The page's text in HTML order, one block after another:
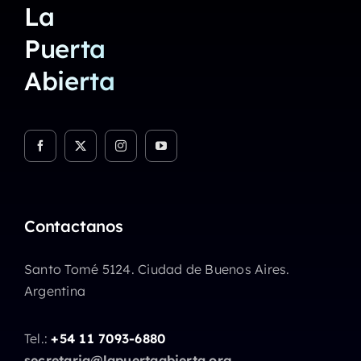
La
Puerta
Abierta
Contactanos
Santo Tomé 5124. Ciudad de Buenos Aires.
Argentina
Tel.:+54 11 7093-6880